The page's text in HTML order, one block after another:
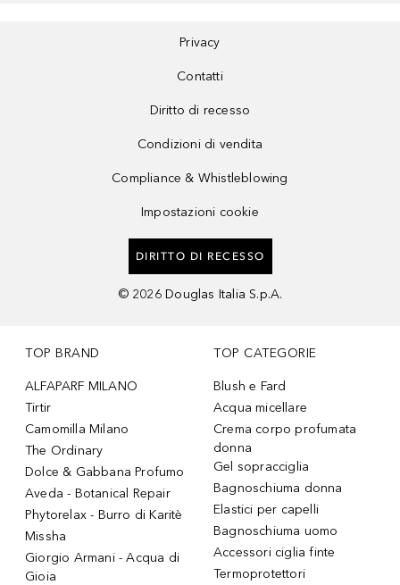
Privacy
Contatti
Diritto di recesso
Condizioni di vendita
Compliance & Whistleblowing
Impostazioni cookie
DIRITTO DI RECESSO
© 2026 Douglas Italia S.p.A.
TOP BRAND
ALFAPARF MILANO
Tirtir
Camomilla Milano
The Ordinary
Dolce & Gabbana Profumo
Aveda - Botanical Repair
Phytorelax - Burro di Karitè
Missha
Giorgio Armani - Acqua di
Gioia
TOP CATEGORIE
Blush e Fard
Acqua micellare
Crema corpo profumata
donna
Gel sopracciglia
Bagnoschiuma donna
Elastici per capelli
Bagnoschiuma uomo
Accessori ciglia finte
Termoprotettori